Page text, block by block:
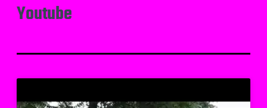
Youtube